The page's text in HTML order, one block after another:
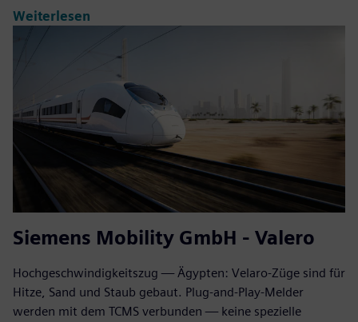
Weiterlesen
Siemens Mobility GmbH - Valero
Hochgeschwindigkeitszug — Ägypten: Velaro-Züge sind für
Hitze, Sand und Staub gebaut. Plug‑and‑Play‑Melder
werden mit dem TCMS verbunden — keine spezielle